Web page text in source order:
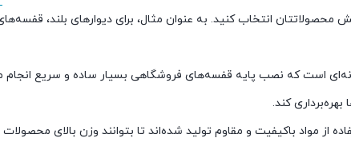
انتخاب کنید. به عنوان مثال، برای دیوارهای بلند،
است که نصب پایه قفسه‌های فروشگاهی بسیار ساده و سریع
کند.
از مواد باکیفیت و مقاوم تولید شده‌اند تا بتوانند وزن بالای